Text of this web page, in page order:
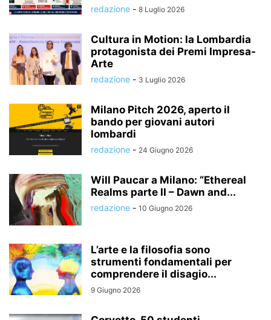
redazione - 8 Luglio 2026
Cultura in Motion: la Lombardia
protagonista dei Premi Impresa-
Arte
redazione - 3 Luglio 2026
Milano Pitch 2026, aperto il
bando per giovani autori
lombardi
redazione - 24 Giugno 2026
Will Paucar a Milano: “Ethereal
Realms parte II – Dawn and...
redazione - 10 Giugno 2026
L’arte e la filosofia sono
strumenti fondamentali per
comprendere il disagio...
9 Giugno 2026